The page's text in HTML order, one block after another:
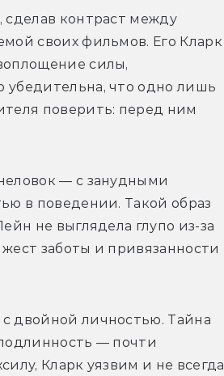
сделав контраст между
своих фильмов. Его Кларк
силы,
убедительна, что одно лишь
поверить: перед ним
— с занудными
в поведении. Такой образ
не выглядела глупо из-за
заботы и привязанности
двойной личностью. Тайна
— почти
Кларк уязвим и не всегда